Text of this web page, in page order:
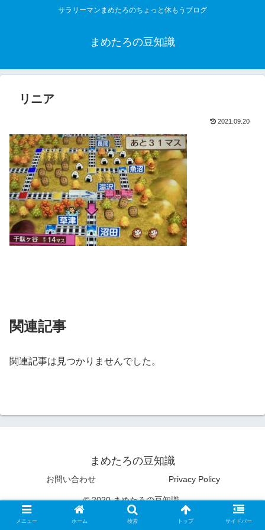
サラリーマンまめたろのちょっと休もうブログ
まめたろの豆知識
リニア
2021.09.20
関連記事
関連記事は見つかりませんでした。
まめたろの豆知識
お問い合わせ Privacy Policy
© 2020 まめたろの豆知識.
メニュー ホーム 検索 トップ サイドバー